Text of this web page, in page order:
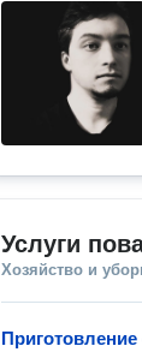
Услуги
Хозяйство и